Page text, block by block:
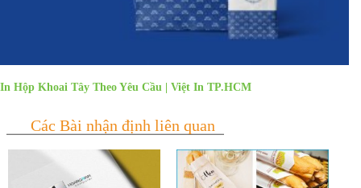
In Hộp Khoai Tây Theo Yêu Cầu | Việt In TP.HCM